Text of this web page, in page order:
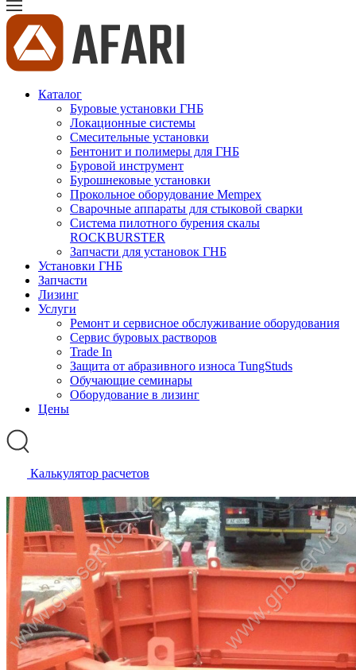
Каталог
Буровые установки ГНБ
Локационные системы
Смесительные установки
Бентонит и полимеры для ГНБ
Буровой инструмент
Бурошнековые установки
Прокольное оборудование Mempex
Сварочные аппараты для стыковой сварки
Система пилотного бурения скалы
ROCKBURSTER
Запчасти для установок ГНБ
Установки ГНБ
Запчасти
Лизинг
Услуги
Ремонт и сервисное обслуживание оборудования
Сервис буровых растворов
Trade In
Защита от абразивного износа TungStuds
Обучающие семинары
Оборудование в лизинг
Цены
Калькулятор расчетов